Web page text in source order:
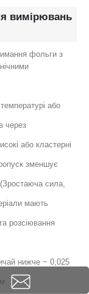
вимірювань
фольги з
або
через
або кластерні
зменшує
сила,
мають
розсіювання
нижче ~ 0,025